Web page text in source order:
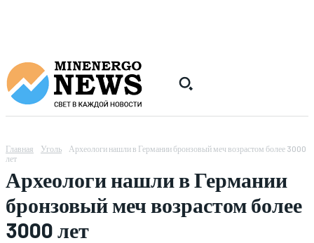
Главная Уголь
Археологи нашли в Германии бронзовый меч возрастом более 3000
лет
Археологи нашли в Германии
бронзовый меч возрастом более
3000 лет